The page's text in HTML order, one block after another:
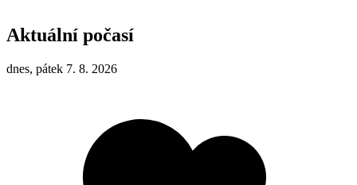
Aktuální počasí
dnes, pátek 7. 8. 2026